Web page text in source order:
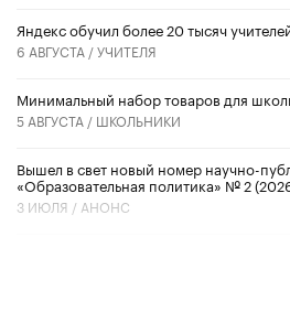
​Яндекс обучил более 20 тысяч
6 АВГУСТА /УЧИТЕЛЯ
Минимальный набор товаров для
5 АВГУСТА / ШКОЛЬНИКИ
Вышел в свет новый номер научно-
«Образовательная политика» № 2
3 ИЮЛЯ / АНОНС